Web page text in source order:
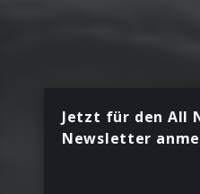
Jetzt für den All
Newsletter